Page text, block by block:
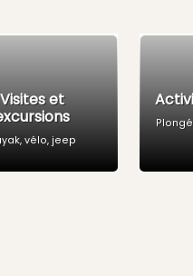
Visites et
vélo, jeep